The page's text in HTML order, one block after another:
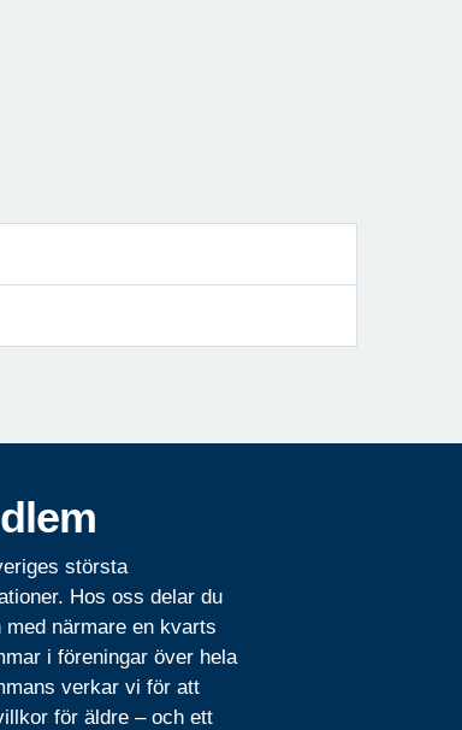
största
Hos oss delar du
med närmare en kvarts
i föreningar över hela
verkar vi för att
för äldre – och ett